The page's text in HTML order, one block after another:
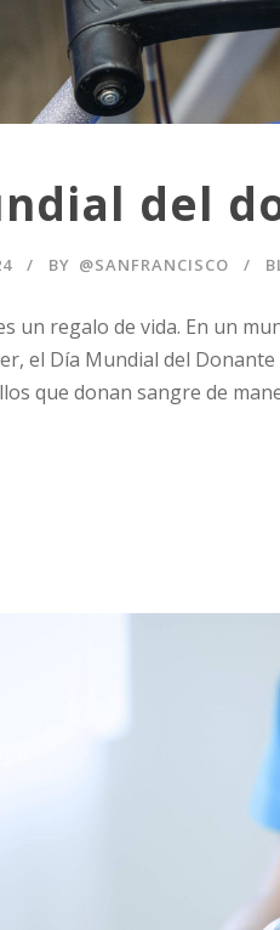
del
BY @SANFRANCISCO
un regalo de vida. En un
el Día Mundial del
que donan sangre de